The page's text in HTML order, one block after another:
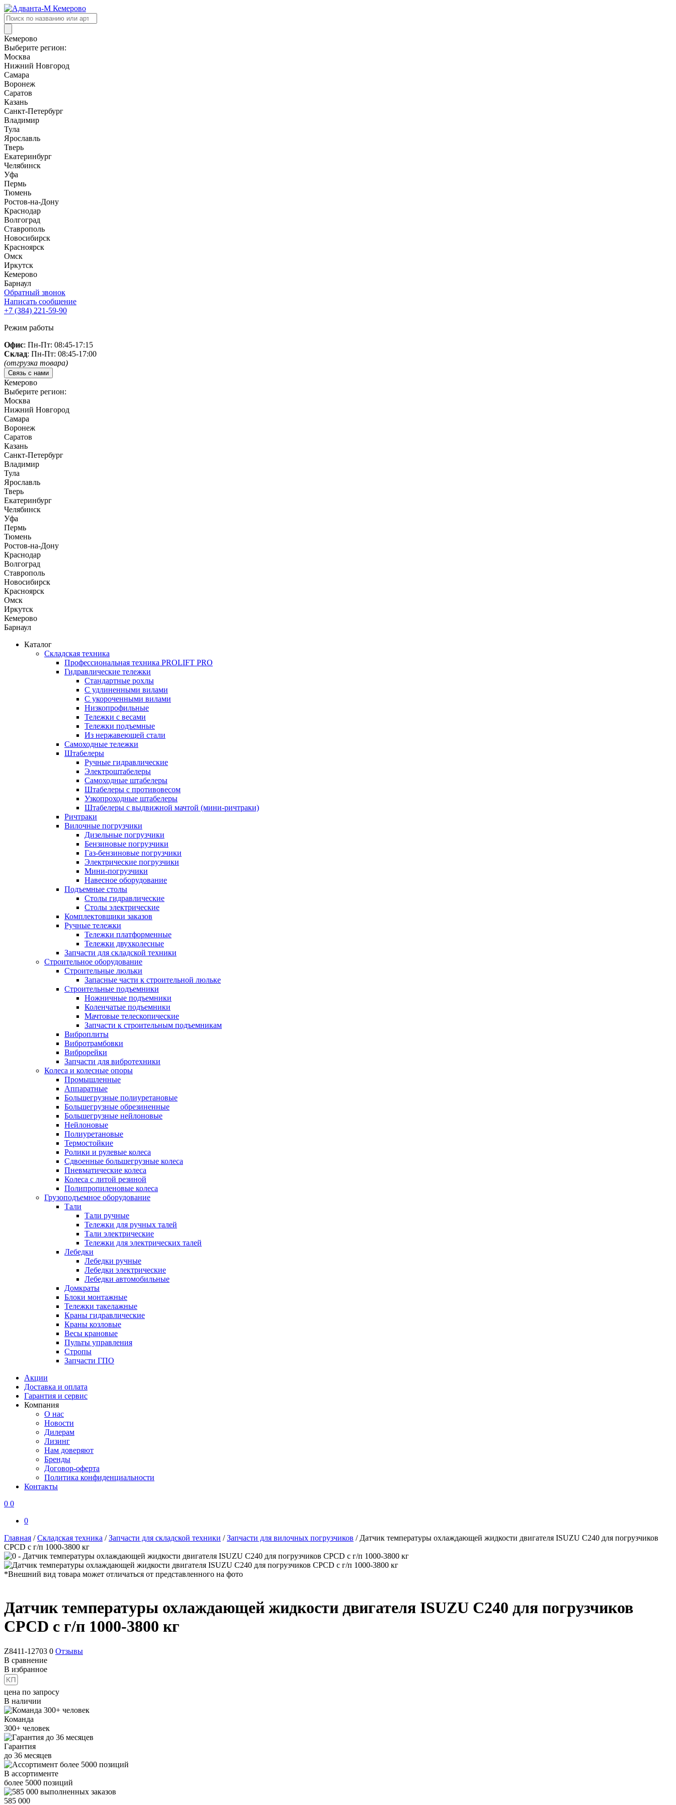
Поиск
товаров
Кемерово
Выберите регион:
Москва
Нижний Новгород
Самара
Воронеж
Саратов
Казань
Санкт-Петербург
Владимир
Тула
Ярославль
Тверь
Екатеринбург
Челябинск
Уфа
Пермь
Тюмень
Ростов-на-Дону
Краснодар
Волгоград
Ставрополь
Новосибирск
Красноярск
Омск
Иркутск
Кемерово
Барнаул
Обратный звонок
Написать сообщение
+7 (384) 221-59-90
Режим работы
Офис: Пн-Пт: 08:45-17:15
Склад: Пн-Пт: 08:45-17:00
(отгрузка товара)
Связь с нами
Кемерово
Выберите регион:
Москва
Нижний Новгород
Самара
Воронеж
Саратов
Казань
Санкт-Петербург
Владимир
Тула
Ярославль
Тверь
Екатеринбург
Челябинск
Уфа
Пермь
Тюмень
Ростов-на-Дону
Краснодар
Волгоград
Ставрополь
Новосибирск
Красноярск
Омск
Иркутск
Кемерово
Барнаул
Каталог
Складская техника
Профессиональная техника PROLIFT PRO
Гидравлические тележки
Стандартные рохлы
С удлиненными вилами
С укороченными вилами
Низкопрофильные
Тележки с весами
Тележки подъемные
Из нержавеющей стали
Самоходные тележки
Штабелеры
Ручные гидравлические
Электроштабелеры
Самоходные штабелеры
Штабелеры с противовесом
Узкопроходные штабелеры
Штабелеры с выдвижной мачтой (мини-ричтраки)
Ричтраки
Вилочные погрузчики
Дизельные погрузчики
Бензиновые погрузчики
Газ-бензиновые погрузчики
Электрические погрузчики
Мини-погрузчики
Навесное оборудование
Подъемные столы
Столы гидравлические
Столы электрические
Комплектовщики заказов
Ручные тележки
Тележки платформенные
Тележки двухколесные
Запчасти для складской техники
Строительное оборудование
Строительные люльки
Запасные части к строительной люльке
Строительные подъемники
Ножничные подъемники
Коленчатые подъемники
Мачтовые телескопические
Запчасти к строительным подъемникам
Виброплиты
Вибротрамбовки
Виброрейки
Запчасти для вибротехники
Колеса и колесные опоры
Промышленные
Аппаратные
Большегрузные полиуретановые
Большегрузные обрезиненные
Большегрузные нейлоновые
Нейлоновые
Полиуретановые
Термостойкие
Ролики и рулевые колеса
Сдвоенные большегрузные колеса
Пневматические колеса
Колеса с литой резиной
Полипропиленовые колеса
Грузоподъемное оборудование
Тали
Тали ручные
Тележки для ручных талей
Тали электрические
Тележки для электрических талей
Лебедки
Лебедки ручные
Лебедки электрические
Лебедки автомобильные
Домкраты
Блоки монтажные
Тележки такелажные
Краны гидравлические
Краны козловые
Весы крановые
Пульты управления
Стропы
Запчасти ГПО
Акции
Доставка и оплата
Гарантия и сервис
Компания
О нас
Новости
Дилерам
Лизинг
Нам доверяют
Бренды
Договор-оферта
Политика конфиденциальности
Контакты
0 0
0
Главная /Складская техника /Запчасти для складской техники /Запчасти для вилочных погрузчиков / Датчик температуры охлаждающей жидкости двигателя ISUZU C240 для погрузчиков
CPCD с г/п 1000-3800 кг
*Внешний вид товара может отличаться от представленного на фото
Датчик температуры охлаждающей жидкости двигателя ISUZU C240 для погрузчиков
CPCD с г/п 1000-3800 кг
Z8411-12703 0 Отзывы
В сравнение
В избранное
цена по запросу
В наличии
Команда
300+ человек
Гарантия
до 36 месяцев
В ассортименте
более 5000 позиций
585 000